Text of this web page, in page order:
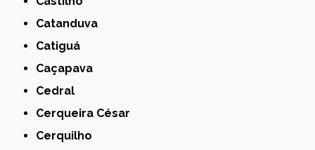
Catanduva
Catiguá
Caçapava
Cedral
Cerqueira César
Cerquilho